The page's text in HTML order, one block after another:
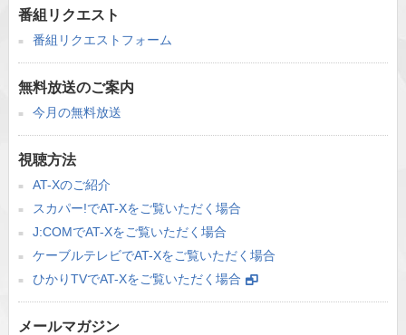
番組リクエスト
番組リクエストフォーム
無料放送のご案内
今月の無料放送
視聴方法
AT-Xのご紹介
スカパー!でAT-Xをご覧いただく場合
J:COMでAT-Xをご覧いただく場合
ケーブルテレビでAT-Xをご覧いただく場合
ひかりTVでAT-Xをご覧いただく場合
メールマガジン